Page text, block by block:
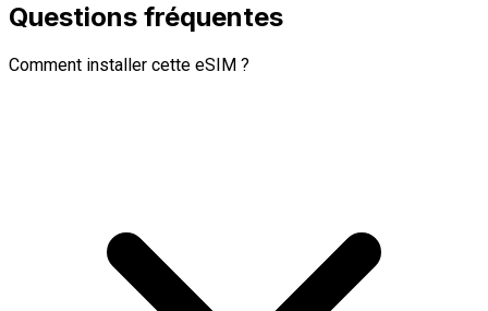
Questions fréquentes
Comment installer cette eSIM ?